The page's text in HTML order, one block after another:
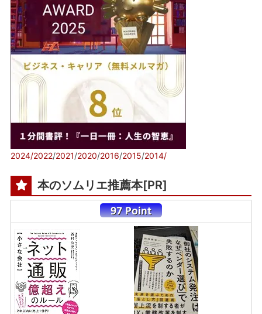
2024/2022/2021/2020/2016/2015/2014/
本のソムリエ推薦本[PR]